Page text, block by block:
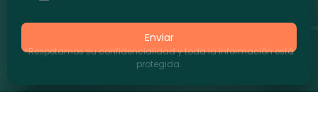
Enviar
*Respetamos su confidencialidad y toda la información está
protegida.